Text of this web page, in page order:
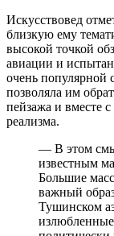
Искусствовед
близкую ему
высокой точкой
авиации и
очень популярной
позволяла им
пейзажа и вместе с
реализма.
— В этом
известным
Большие
важный
Тушинском